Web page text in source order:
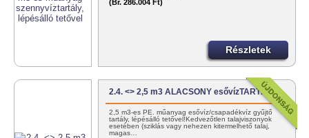
(Br. 286.004 Ft)
Részletek
2.4. <> 2,5 m3 ALACSONY esővízTARTÁLY;
2,5 m3-es PE. műanyag esővíz/csapadékvíz gyűjtő
tartály, lépésálló tetővel!Kedvezőtlen talajviszonyok
esetében (sziklás vagy nehezen kitermelhető talaj,
magas…